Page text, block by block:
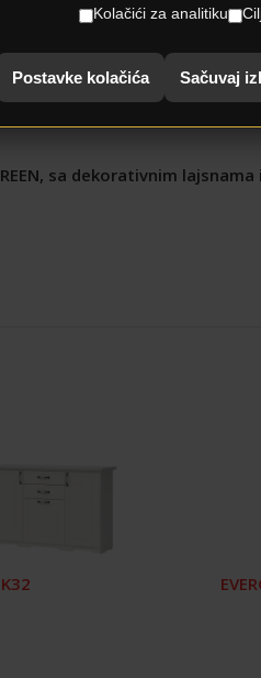
< Natrag na:
sa dekorativnim
Kolačići za analitiku
Postavke kolačića Sačuvaj